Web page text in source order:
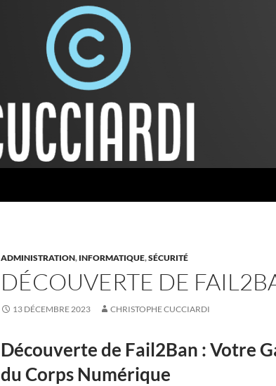
ADMINISTRATION, INFORMATIQUE,SÉCURITÉ
DÉCOUVERTE DE
13 DÉCEMBRE 2023 CHRISTOPHE CUCCIARDI
Découverte de Fail2Ban : Votre
du Corps Numérique